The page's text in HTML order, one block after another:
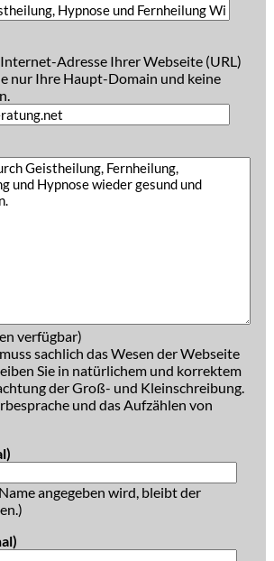
Adresse Ihrer Webseite (URL)
nur Ihre Haupt-Domain und keine
verfügbar)
sachlich das Wesen der Webseite
Sie in natürlichem und korrektem
der Groß- und Kleinschreibung.
und das Aufzählen von
angegeben wird, bleibt der